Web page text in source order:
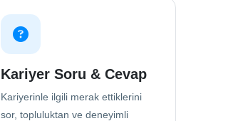
Kariyer Soru & Cevap
Kariyerinle ilgili merak ettiklerini
sor, topluluktan ve deneyimli